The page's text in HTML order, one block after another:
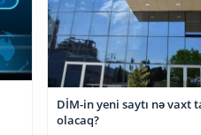
DİM-in yeni saytı nə vaxt
olacaq?